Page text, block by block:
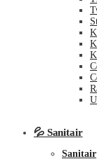
💦 Sanitair
Sanitair